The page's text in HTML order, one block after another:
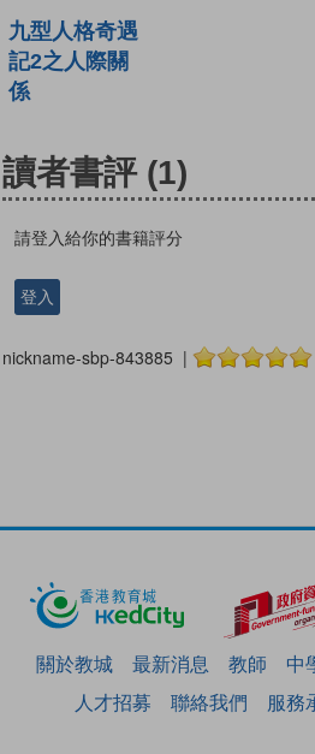
九型人格奇遇
記2之人際關
係
讀者書評 (1)
請登入給你的書籍評分
登入
nickname-sbp-843885 |
關於教城 最新消息 教師 中
人才招募
聯絡我們 服務